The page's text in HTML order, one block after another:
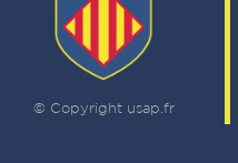
© Copyright usap.fr